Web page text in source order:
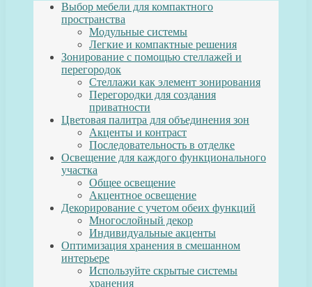
Выбор мебели для компактного
пространства
Модульные системы
Легкие и компактные решения
Зонирование с помощью стеллажей и
перегородок
Стеллажи как элемент зонирования
Перегородки для создания
приватности
Цветовая палитра для объединения зон
Акценты и контраст
Последовательность в отделке
Освещение для каждого функционального
участка
Общее освещение
Акцентное освещение
Декорирование с учетом обеих функций
Многослойный декор
Индивидуальные акценты
Оптимизация хранения в смешанном
интерьере
Используйте скрытые системы
хранения